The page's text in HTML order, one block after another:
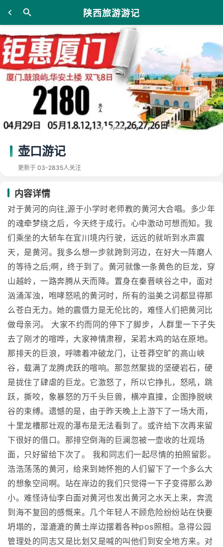
陕西旅游游记
壶口游记
更新于 03-2835人关注
内容详情
对于黄河的向往,源于小学时老师教的黄河大合唱。多少年
的魂牵梦绕之后，今天终于成行。心中激动可想而知。我
们乘坐的大轿车在宜川境内行驶，远远的就听到水声震
天，是黄河。我多么想一步就跨到河边，在好大一阵磨人
的等待之后;啊，终于到了。黄河就像一条黄色的巨龙，穿
山越岭，一路奔腾从天而降。置身在秦晋峡谷之中，面对
汹涌浑浊，咆哮怒吼的黄河时，所有的溢美之词都显得那
么苍白无力。她的震慑力是无伦比的，难怪人们把黄河比
做母亲河。 大家不约而同的停下了脚步，人群里一下子失
去了刚才的喧哗，大家神情肃穆，呆若木鸡的站在原地。
那排天的巨浪，呼啸着冲破龙门，让苍莽空旷的高山峡
谷，载满了龙腾虎跃的喧响。那忽然聚拢的坚硬岩石，硬
是拢住了肆虐的巨龙。它激怒了，所以它挣扎，怒吼，跳
跃，撕咬，象暴怒的万千头巨兽，横冲直撞，企图挣脱峡
谷的束缚。遗憾的是，由于昨天晚上上游下了一场大雨，
十里龙槽那壮观的瀑布是无法看到了。或许给下次再来留
下很好的借口。那排空倒海的巨澜忽被一壶收的壮观场
面，只好留给下次了。 我和同志们一起尽情的拍照留影。
浩浩荡荡的黄河，给来到她怀抱的人们留下了一个多么大
的想象空间啊。站在岸边的我们只觉得一下子变得那么渺
小。难怪诗仙李白面对黄河也发出黄河之水天上来，奔流
到海不复回的感慨来。几个年轻人不顾危险纷纷站在快要
坍塌的，湿漉漉的黄土岸边摆着各种pos照相。急得公园
管理处的同志又是比划又是喊的叫他们到安全地方来。对